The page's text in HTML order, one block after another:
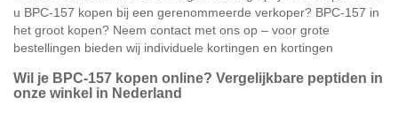
u BPC-157 kopen bij een gerenommeerde verkoper? BPC-157 in
het groot kopen? Neem contact met ons op – voor grote
bestellingen bieden wij individuele kortingen en kortingen
Wil je BPC-157 kopen online? Vergelijkbare peptiden in
onze winkel in Nederland